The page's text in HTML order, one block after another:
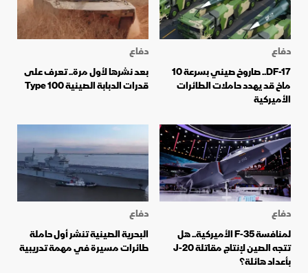
دفاع
DF-17.. صاروخ صيني بسرعة 10
ماخ قد يهدد حاملات الطائرات
الأميركية
دفاع
بعد نشرها لأول مرة.. تعرف على
قدرات الدبابة الصينية Type 100
دفاع
لمنافسة F-35 الأميركية.. هل
تتجه الصين لإنتاج مقاتلة J-20
بأعداد هائلة؟
دفاع
البحرية الصينية تنشر أول حاملة
طائرات مسيرة في مهمة تدريبية